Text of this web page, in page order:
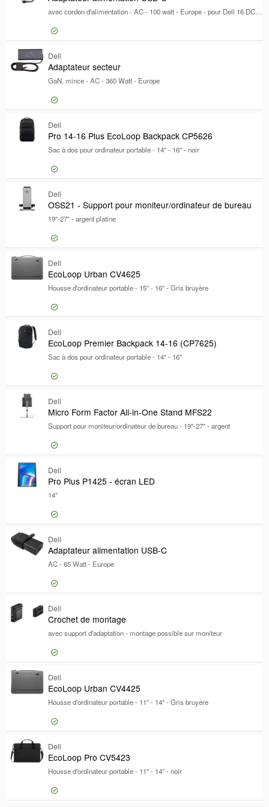
En stock
Marque
Dell
Dell EMC
DICOTA
Taille d'ordinateur portable
Taille d'ordinateur portable
- "
matériau du produit
matériau du produit
Mousse
100 % de plastique recyclé 6
Plastique
CouleurCouleur
Caractéristiques
Caractéristiques
Type de produit
Sangle de transport
Sangle de transport
PoidsPoids
Certifications
Certifications
Gamme de produits
Gamme de produits
Modèle
Modèle
avec cordon d'alimentation - AC - 100 watt - Europe - pour Dell 16 DC16256; Pro 14; Pro Max 14 MC14250, 14 MC14255, 16 MC16250; XPS 14 DA14250
Dell
Adaptateur secteur
GaN, mince - AC - 360 Watt - Europe
Dell
Pro 14-16 Plus EcoLoop Backpack CP5626
Sac à dos pour ordinateur portable - 14" - 16" - noir
Dell
OSS21 - Support pour moniteur/ordinateur de bureau
19"-27" - argent platine
Dell
EcoLoop Urban CV4625
Housse d'ordinateur portable - 15" - 16" - Gris bruyère
Dell
EcoLoop Premier Backpack 14-16 (CP7625)
Sac à dos pour ordinateur portable - 14" - 16"
Dell
Micro Form Factor All-in-One Stand MFS22
Support pour moniteur/ordinateur de bureau - 19"-27" - argent
Dell
Pro Plus P1425 - écran LED
14"
Dell
Adaptateur alimentation USB-C
AC - 65 Watt - Europe
Dell
Crochet de montage
avec support d'adaptation - montage possible sur moniteur
Dell
EcoLoop Urban CV4425
Housse d'ordinateur portable - 11" - 14" - Gris bruyère
Dell
EcoLoop Pro CV5423
Housse d'ordinateur portable - 11" - 14" - noir